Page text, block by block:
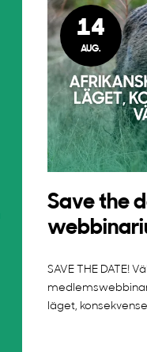
14
AUG.
Save the
SAVE THE DATE!
läget,